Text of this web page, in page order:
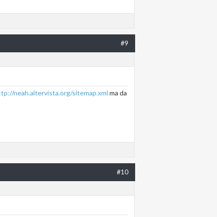
#9
neah.altervista.org/sitemap.xml ma da
#10